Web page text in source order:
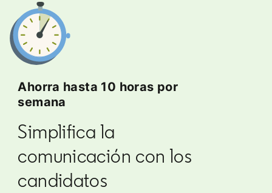
Ahorra hasta 10 horas por
semana
Simplifica la
comunicación con los
candidatos